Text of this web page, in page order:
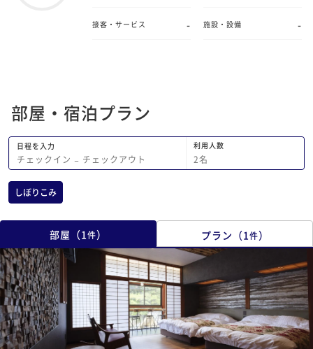
接客・サービス - 施設・設備 -
部屋・宿泊プラン
日程を入力
チェックイン − チェックアウト
利用人数
2名
しぼりこみ
部屋 （1 件） プラン （1 件）